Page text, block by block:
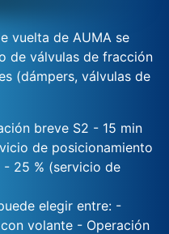
vuelta de AUMA se
de válvulas de fracción
(dámpers, válvulas de
breve S2 - 15 min
de posicionamiento
- 25 % (servicio de
elegir entre: -
volante - Operación